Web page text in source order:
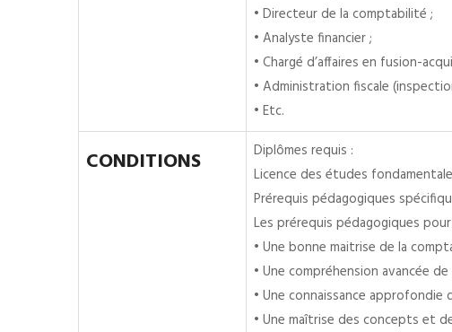
• Directeur de la comptabilité ;
• Analyste financier ;
• Chargé d’affaires en fusion-
• Administration fiscale
• Etc.
CONDITIONS
Diplômes requis :
Licence des études
Prérequis pédagogiques
Les prérequis pédagogiques
• Une bonne maitrise de la
• Une compréhension avancée
• Une connaissance
• Une maîtrise des concepts et